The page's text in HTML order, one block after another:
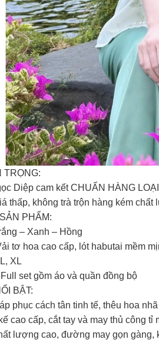
TRỌNG:
Diệp cam kết CHUẨN HÀNG
thấp, không trà trộn hàng kém chất
PHẨM:
– Xanh – Hồng
tơ hoa cao cấp, lót habutai mềm
XL
set gồm áo và quần đồng bộ
BẬT:
phục cách tân tinh tế, thêu hoa
cao cấp, cắt tay và may thủ công tỉ
lượng cao, đường may gọn gàng,